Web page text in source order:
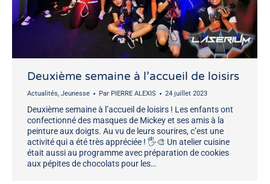
Deuxième semaine à l’accueil de loisirs
Actualités, Jeunesse Par PIERRE ALEXIS 24 juillet 2023
Deuxième semaine à l’accueil de loisirs ! Les enfants ont
confectionné des masques de Mickey et ses amis à la
peinture aux doigts. Au vu de leurs sourires, c’est une
activité qui a été très appréciée ! 🖐🎨 Un atelier cuisine
était aussi au programme avec préparation de cookies
aux pépites de chocolats pour les…